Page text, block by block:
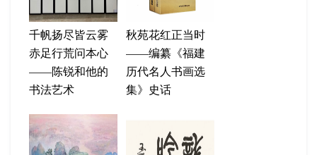
千帆扬尽皆云雾
赤足行荒问本心
——陈锐和他的
书法艺术
秋苑花红正当时
——编纂《福建
历代名人书画选
集》史话